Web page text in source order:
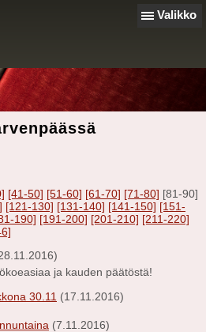
Valikko
[41-50] [51-60] [61-70] [71-80] [81-90]
[121-130] [131-140] [141-150] [151-
190] [191-200] [201-210] [211-220]
ja kauden päätöstä!
30.11 (17.11.2016)
(7.11.2016)